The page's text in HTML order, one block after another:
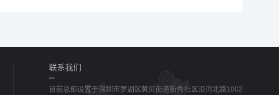
联系我们
目前总部设置于深圳市罗湖区黄贝街道新秀社区沿河北路1002